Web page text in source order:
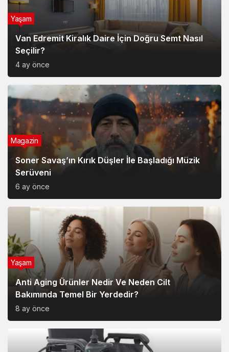
Van Edremit Kiralık Daire İçin Doğru Semt Nasıl
Seçilir?
4 ay önce
Yaşam
Soner Savaş’ın Kırık Düşler İle Başladığı Müzik
Serüveni
6 ay önce
Magazin
Anti Aging Ürünler Nedir Ve Neden Cilt
Bakımında Temel Bir Yerdedir?
8 ay önce
Yaşam